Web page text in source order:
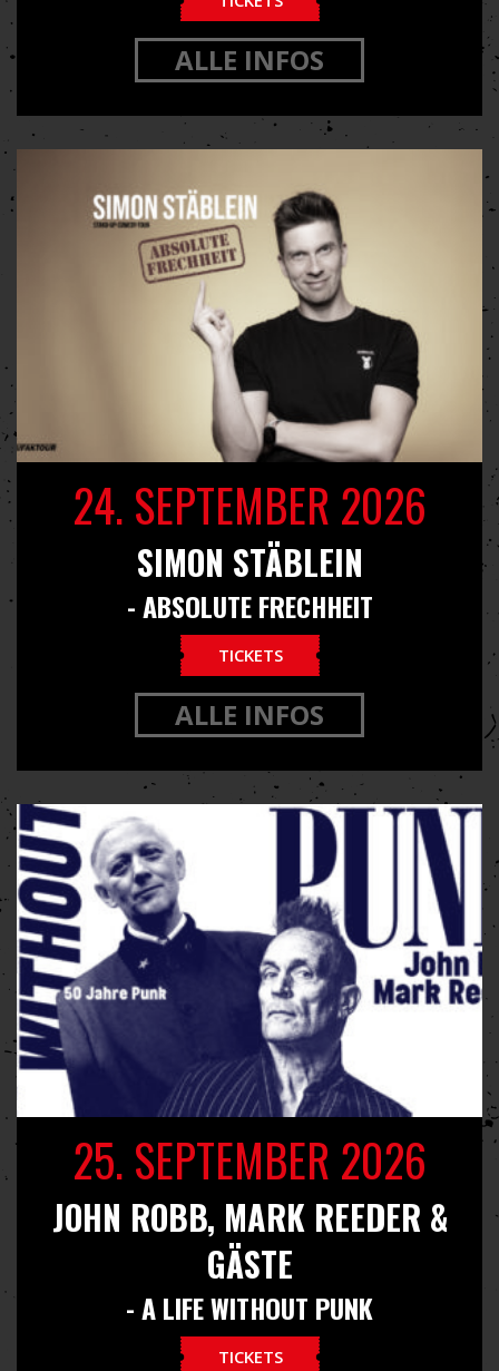
ALLE INFOS
24. SEPTEMBER 2026
SIMON STÄBLEIN
- ABSOLUTE FRECHHEIT
TICKETS
ALLE INFOS
25. SEPTEMBER 2026
JOHN ROBB, MARK REEDER &
GÄSTE
- A LIFE WITHOUT PUNK
TICKETS